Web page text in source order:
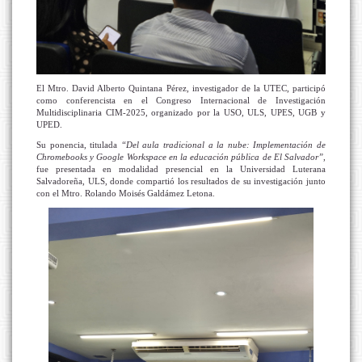
El Mtro. David Alberto Quintana Pérez, investigador de la UTEC, participó
como conferencista en el Congreso Internacional de Investigación
Multidisciplinaria CIM-2025, organizado por la USO, ULS, UPES, UGB y
UPED.
Su ponencia, titulada “Del aula tradicional a la nube: Implementación de
Chromebooks y Google Workspace en la educación pública de El Salvador”,
fue presentada en modalidad presencial en la Universidad Luterana
Salvadoreña, ULS, donde compartió los resultados de su investigación junto
con el Mtro. Rolando Moisés Galdámez Letona.